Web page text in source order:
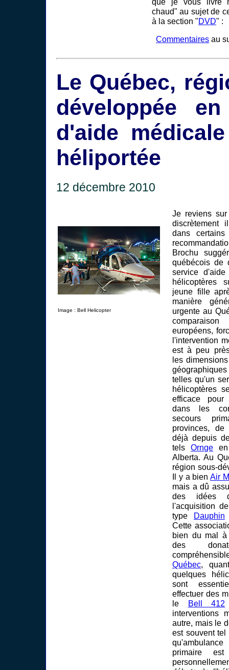
chaud" au sujet de
à la section "DVD" :
Commentaires au
Le Québec,
développée
d'aide
héliportée
12 décembre 2010
Image : Bell Helicopter
Je reviens
discrètement
dans
Brochu
québécois de
service
hélicoptères
jeune fille
manière
urgente au
européens,
l'intervention
est à peu
les
telles qu'un
hélicoptères
efficace pour
dans les
secours
provinces,
déjà depuis
telsOrnge
Alberta. Au
région sous-
Il y a bien Air
mais a dû
des idées
l'acquisition
type Dauphin
Cette
bien du mal à
des
Québec,
quelques
sont
effectuer des
le Bell 412
interventions
autre, mais le
est souvent
primaire